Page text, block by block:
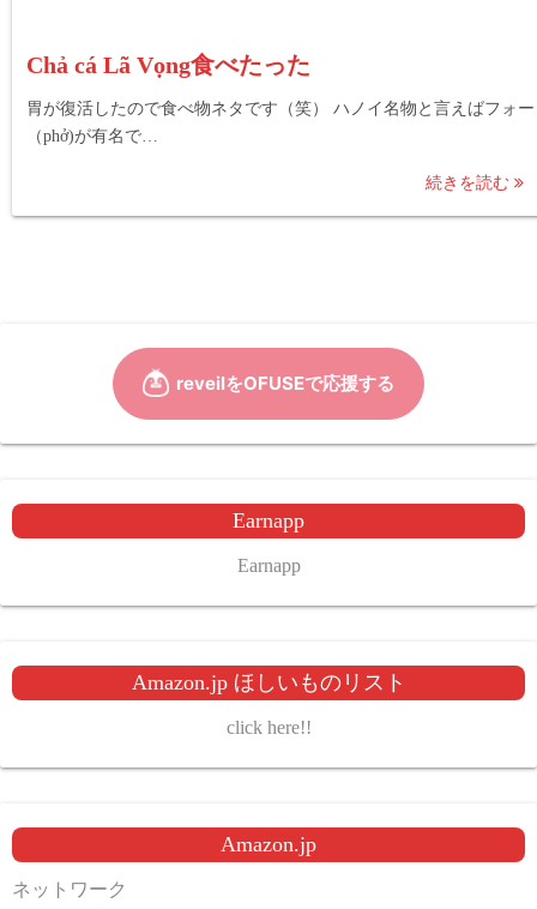
Chả cá Lã Vọng食べたった
胃が復活したので食べ物ネタです（笑） ハノイ名物と言えばフォー
（phở)が有名で…
続きを読む
Earnapp
Earnapp
Amazon.jp ほしいものリスト
click here!!
Amazon.jp
ネットワーク